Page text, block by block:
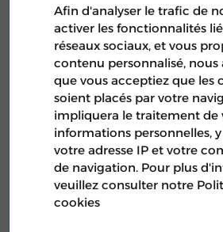
Illustration de l'article aléatoire
Afin d'analyser le trafic de
activer les fonctionnalités
réseaux sociaux, et vous
contenu personnalisé, nous
que vous acceptiez que les
soient placés par votre
impliquera le traitement de
informations personnelles,
votre adresse IP et votre
de navigation. Pour plus
veuillez consulter notre
cookies